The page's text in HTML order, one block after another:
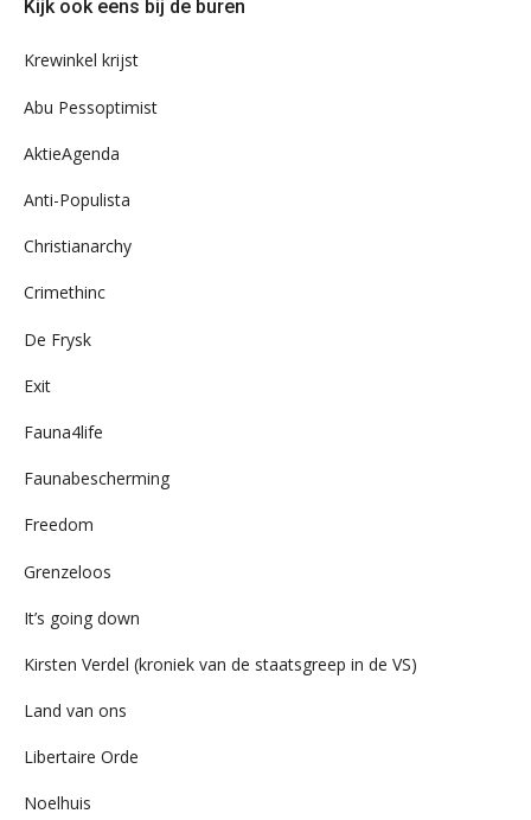
ons
Kijk ook eens bij de buren
Krewinkel krijst
Abu Pessoptimist
AktieAgenda
Anti-Populista
Christianarchy
Crimethinc
De Frysk
Exit
Fauna4life
Faunabescherming
Freedom
Grenzeloos
It’s going down
Kirsten Verdel (kroniek van de staatsgreep in de VS)
Land van ons
Libertaire Orde
Noelhuis